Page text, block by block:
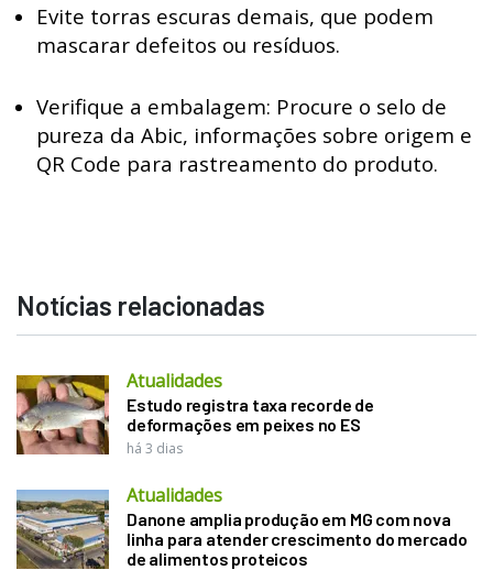
Evite torras escuras demais, que podem
mascarar defeitos ou resíduos.
Verifique a embalagem: Procure o selo de
pureza da Abic, informações sobre origem e
QR Code para rastreamento do produto.
Notícias relacionadas
Atualidades
Estudo registra taxa recorde de
deformações em peixes no ES
há 3 dias
Atualidades
Danone amplia produção em MG com nova
linha para atender crescimento do mercado
de alimentos proteicos